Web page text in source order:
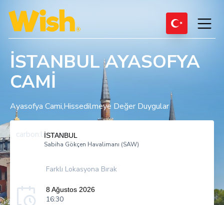
İSTANBUL AYASOFYA
CAMİ
Ayasofya Cami,Hissedilmeye Değer Duygular
carbon:location
İSTANBUL
Sabiha Gökçen Havalimanı (SAW)
Farklı Lokasyona Bırak
8 Ağustos 2026
16:30